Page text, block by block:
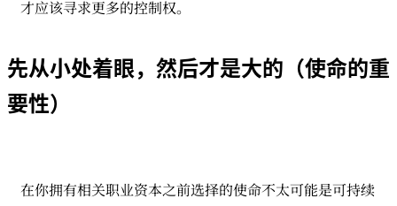
才应该寻求更多的控制权。
先从小处着眼，然后才是大的（使命的重
要性）
在你拥有相关职业资本之前选择的使命不太可能是可持续